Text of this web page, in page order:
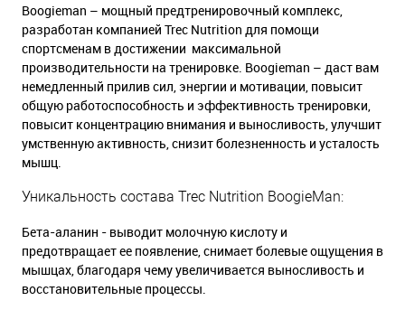
Boogieman – мощный предтренировочный комплекс,
разработан компанией Trec Nutrition для помощи
спортсменам в достижении максимальной
производительности на тренировке. Boogieman – даст вам
немедленный прилив сил, энергии и мотивации, повысит
общую работоспособность и эффективность тренировки,
повысит концентрацию внимания и выносливость, улучшит
умственную активность, снизит болезненность и усталость
мышц.
Уникальность состава Trec Nutrition BoogieMan:
Бета-аланин - выводит молочную кислоту и
предотвращает ее появление, снимает болевые ощущения в
мышцах, благодаря чему увеличивается выносливость и
восстановительные процессы.